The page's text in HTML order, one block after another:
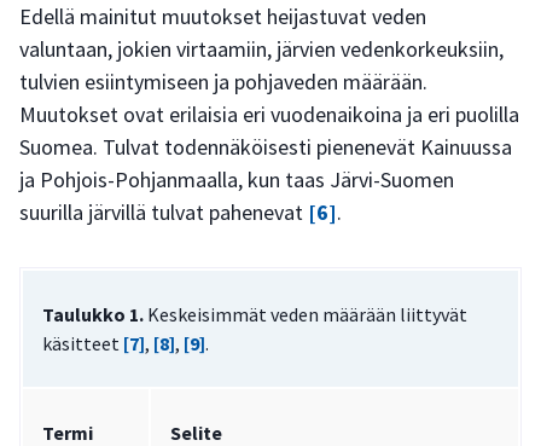
Edellä mainitut muutokset heijastuvat veden
valuntaan, jokien virtaamiin, järvien vedenkorkeuksiin,
tulvien esiintymiseen ja pohjaveden määrään.
Muutokset ovat erilaisia eri vuodenaikoina ja eri puolilla
Suomea. Tulvat todennäköisesti pienenevät Kainuussa
ja Pohjois-Pohjanmaalla, kun taas Järvi-Suomen
suurilla järvillä tulvat pahenevat [6].
Taulukko 1. Keskeisimmät veden määrään liittyvät
käsitteet [7], [8], [9].
Termi Selite